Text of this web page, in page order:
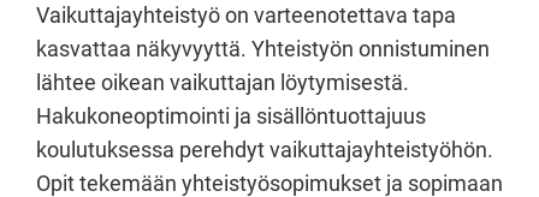
Vaikuttajayhteistyö on varteenotettava tapa
kasvattaa näkyvyyttä. Yhteistyön onnistuminen
lähtee oikean vaikuttajan löytymisestä.
Hakukoneoptimointi ja sisällöntuottajuus
koulutuksessa perehdyt vaikuttajayhteistyöhön.
Opit tekemään yhteistyösopimukset ja sopimaan